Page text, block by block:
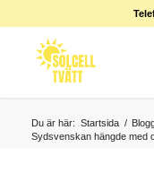
Du är här: Startsida /
Sydsvenskan hängde med